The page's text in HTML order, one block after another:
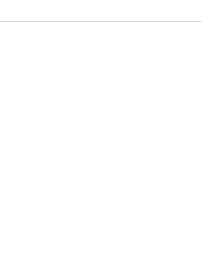
на Енвер Хоџа, неговата